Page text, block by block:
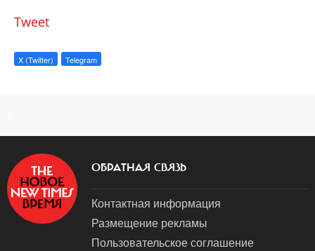
Tweet
X (Twitter) Telegram
ОБРАТНАЯ СВЯЗЬ
Контактная информация
Размещение рекламы
Пользовательское соглашение